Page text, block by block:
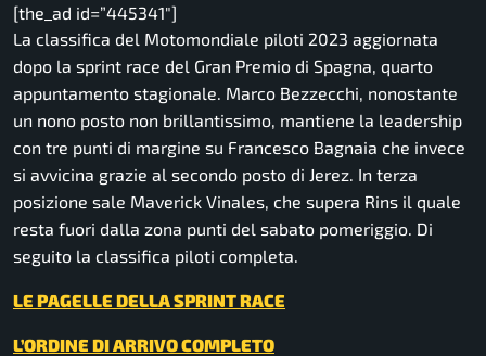
[the_ad id=”445341″]
La classifica del Motomondiale piloti 2023 aggiornata
dopo la sprint race del Gran Premio di Spagna, quarto
appuntamento stagionale. Marco Bezzecchi, nonostante
un nono posto non brillantissimo, mantiene la leadership
con tre punti di margine su Francesco Bagnaia che invece
si avvicina grazie al secondo posto di Jerez. In terza
posizione sale Maverick Vinales, che supera Rins il quale
resta fuori dalla zona punti del sabato pomeriggio. Di
seguito la classifica piloti completa.
LE PAGELLE DELLA SPRINT RACE
L’ORDINE DI ARRIVO COMPLETO